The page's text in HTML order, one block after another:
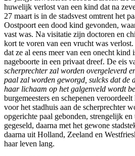
huwelijk verlost van een kind dat na
27 maart is in de stadsvest omtrent het
Oostpoort een dood kind gevonden,
vast was. Na visitatie zijn doctoren en
kort te voren van een vrucht was
dat ze al eens meer van een onecht kind
nageboorte in een privaat dreef. De eis
scherprechter zal worden overgeleverd
paal zal worden geworgd, sulcks dat de
haar lichaam op het galgenveld wordt
burgemeesters en schepenen
voor het stadhuis aan de scherprechter
opgerichte paal gebonden, strengelijk en
gegeseld, daarna met het gewone
daarna uit Holland, Zeeland en
haar leven lang.